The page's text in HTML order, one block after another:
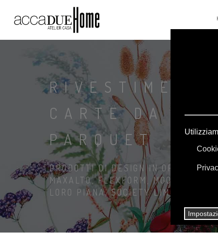
RIVESTIMENTI
CARTE DA
PARQUET
PRODOTTI DI DESIGN IN OFFERTA:
MAXALTO, FLEXFORM, MOOOI.
LORO PIANA, SOCIETY LIMONTA.